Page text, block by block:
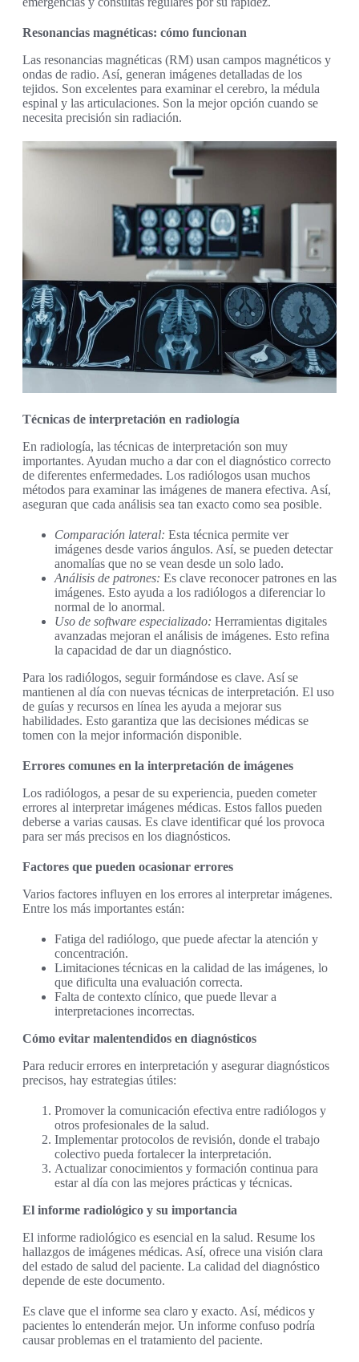
Resonancias magnéticas: cómo funcionan
Las resonancias magnéticas (RM) usan campos magnéticos y
ondas de radio. Así, generan imágenes detalladas de los
tejidos. Son excelentes para examinar el cerebro, la médula
espinal y las articulaciones. Son la mejor opción cuando se
necesita precisión sin radiación.
Técnicas de interpretación en radiología
En radiología, las técnicas de interpretación son muy
importantes. Ayudan mucho a dar con el diagnóstico correcto
de diferentes enfermedades. Los radiólogos usan muchos
métodos para examinar las imágenes de manera efectiva. Así,
aseguran que cada análisis sea tan exacto como sea posible.
Comparación lateral: Esta técnica permite ver
imágenes desde varios ángulos. Así, se pueden detectar
anomalías que no se vean desde un solo lado.
Análisis de patrones: Es clave reconocer patrones en las
imágenes. Esto ayuda a los radiólogos a diferenciar lo
normal de lo anormal.
Uso de software especializado: Herramientas digitales
avanzadas mejoran el análisis de imágenes. Esto refina
la capacidad de dar un diagnóstico.
Para los radiólogos, seguir formándose es clave. Así se
mantienen al día con nuevas técnicas de interpretación. El uso
de guías y recursos en línea les ayuda a mejorar sus
habilidades. Esto garantiza que las decisiones médicas se
tomen con la mejor información disponible.
Errores comunes en la interpretación de imágenes
Los radiólogos, a pesar de su experiencia, pueden cometer
errores al interpretar imágenes médicas. Estos fallos pueden
deberse a varias causas. Es clave identificar qué los provoca
para ser más precisos en los diagnósticos.
Factores que pueden ocasionar errores
Varios factores influyen en los errores al interpretar imágenes.
Entre los más importantes están:
Fatiga del radiólogo, que puede afectar la atención y
concentración.
Limitaciones técnicas en la calidad de las imágenes, lo
que dificulta una evaluación correcta.
Falta de contexto clínico, que puede llevar a
interpretaciones incorrectas.
Cómo evitar malentendidos en diagnósticos
Para reducir errores en interpretación y asegurar diagnósticos
precisos, hay estrategias útiles:
Promover la comunicación efectiva entre radiólogos y
otros profesionales de la salud.
Implementar protocolos de revisión, donde el trabajo
colectivo pueda fortalecer la interpretación.
Actualizar conocimientos y formación continua para
estar al día con las mejores prácticas y técnicas.
El informe radiológico y su importancia
El informe radiológico es esencial en la salud. Resume los
hallazgos de imágenes médicas. Así, ofrece una visión clara
del estado de salud del paciente. La calidad del diagnóstico
depende de este documento.
Es clave que el informe sea claro y exacto. Así, médicos y
pacientes lo entenderán mejor. Un informe confuso podría
causar problemas en el tratamiento del paciente.